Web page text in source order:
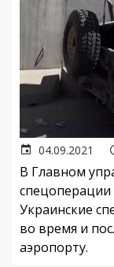
04.09.2021
В Главном
спецоперации
Украинские
во время и
аэропорту.